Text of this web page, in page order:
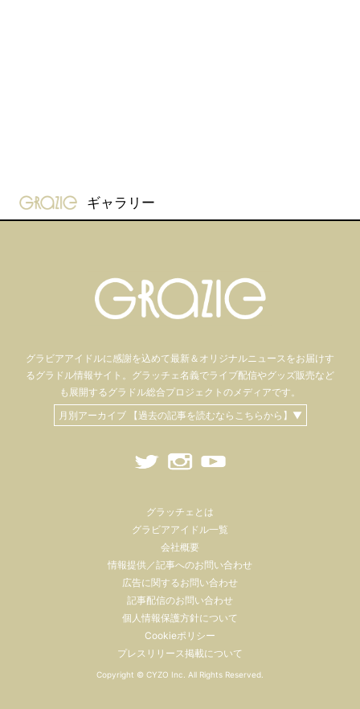
gravure-grazie
ギャラリー
グラビアアイドルに感謝を込めて最新＆オリジナルニュースをお届けす
るグラドル情報サイト。 グラッチェ名義でライブ配信やグッズ販売など
も 展開するグラドル総合プロジェクトのメディアです。
月別アーカイブ 【過去の記事を読むならこちらから】▼
グラッチェとは
グラビアアイドル一覧
会社概要
情報提供／記事へのお問い合わせ
広告に関するお問い合わせ
記事配信のお問い合わせ
個人情報保護方針について
Cookieポリシー
プレスリリース掲載について
Copyright © CYZO Inc. All Rights Reserved.